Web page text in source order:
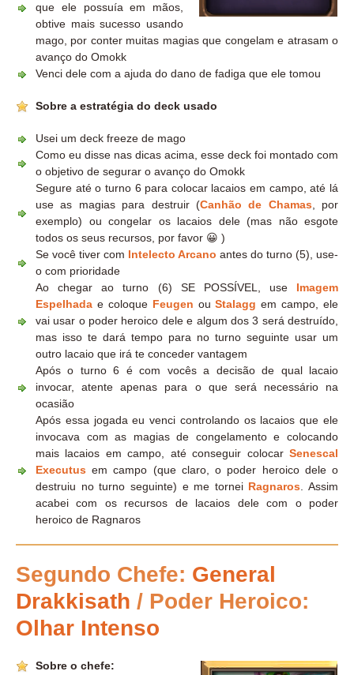
que ele possuía em mãos,
obtive mais sucesso usando
mago, por conter muitas magias que congelam e atrasam o
avanço do Omokk
Venci dele com a ajuda do dano de fadiga que ele tomou
Sobre a estratégia do deck usado
Usei um deck freeze de mago
Como eu disse nas dicas acima, esse deck foi montado com
o objetivo de segurar o avanço do Omokk
Segure até o turno 6 para colocar lacaios em campo, até lá
use as magias para destruir (Canhão de Chamas, por
exemplo) ou congelar os lacaios dele (mas não esgote
todos os seus recursos, por favor 😀 )
Se você tiver com Intelecto Arcano antes do turno (5), use-
o com prioridade
Ao chegar ao turno (6) SE POSSÍVEL, use Imagem
Espelhada e coloque Feugen ouStalagg em campo, ele
vai usar o poder heroico dele e algum dos 3 será destruído,
mas isso te dará tempo para no turno seguinte usar um
outro lacaio que irá te conceder vantagem
Após o turno 6 é com vocês a decisão de qual lacaio
invocar, atente apenas para o que será necessário na
ocasião
Após essa jogada eu venci controlando os lacaios que ele
invocava com as magias de congelamento e colocando
mais lacaios em campo, até conseguir colocar Senescal
Executus em campo (que claro, o poder heroico dele o
destruiu no turno seguinte) e me tornei Ragnaros. Assim
acabei com os recursos de lacaios dele com o poder
heroico de Ragnaros
Segundo Chefe: General
Drakkisath / Poder Heroico:
Olhar Intenso
Sobre o chefe: